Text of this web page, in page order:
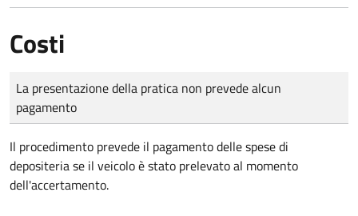
Costi
Tipo di pagamento
Importo
La presentazione della pratica non prevede alcun
pagamento
Il procedimento prevede il pagamento delle spese di
depositeria se il veicolo è stato prelevato al momento
dell'accertamento.